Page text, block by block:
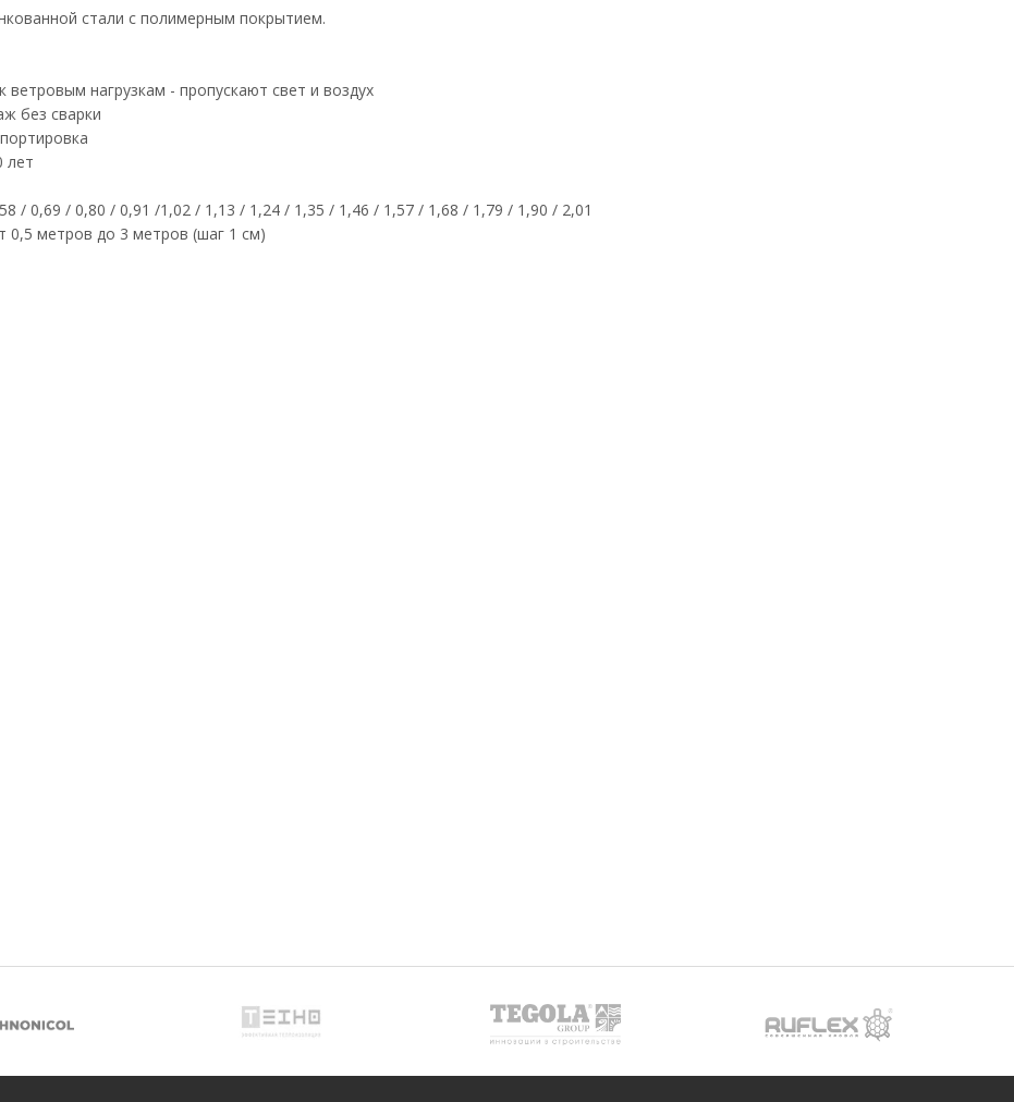
стали с полимерным покрытием.
ветровым нагрузкам - пропускают свет и воздух
без сварки
лет
/ 0,69 / 0,80 / 0,91 /1,02 / 1,13 / 1,24 / 1,35 / 1,46 / 1,57 / 1,68 / 1,79 / 1,90 / 2,01
0,5 метров до 3 метров (шаг 1 см)